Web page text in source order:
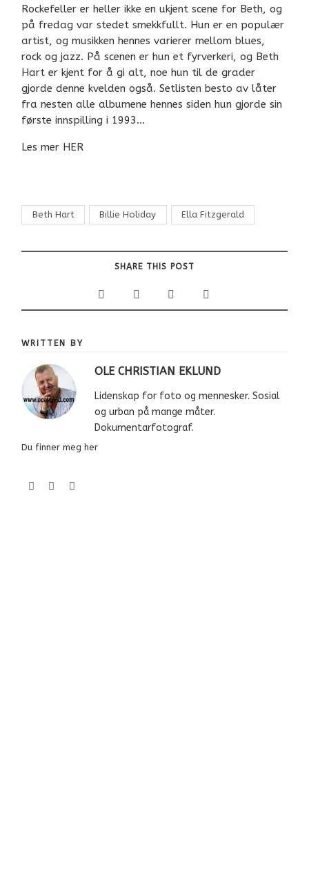
Rockefeller er heller ikke en ukjent scene for Beth, og
på fredag var stedet smekkfullt. Hun er en populær
artist, og musikken hennes varierer mellom blues,
rock og jazz. På scenen er hun et fyrverkeri, og Beth
Hart er kjent for å gi alt, noe hun til de grader
gjorde denne kvelden også. Setlisten besto av låter
fra nesten alle albumene hennes siden hun gjorde sin
første innspilling i 1993…
Les mer HER
Beth Hart Billie Holiday Ella Fitzgerald
SHARE THIS POST
WRITTEN BY
OLE CHRISTIAN EKLUND
Lidenskap for foto og mennesker. Sosial
og urban på mange måter.
Dokumentarfotograf.
Du finner meg her